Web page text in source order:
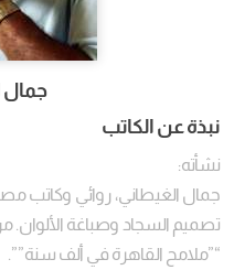
جمال
نبذة عن الكاتب
نشأته:
تصميم السجاد وصباغة الألوان.
“”ملامح القاهرة في ألف سنة””.